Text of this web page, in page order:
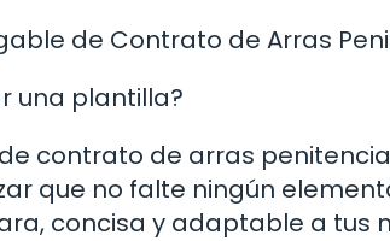
de Contrato de Arras
una plantilla?
contrato de arras
que no falte ningún
concisa y adaptable a tus